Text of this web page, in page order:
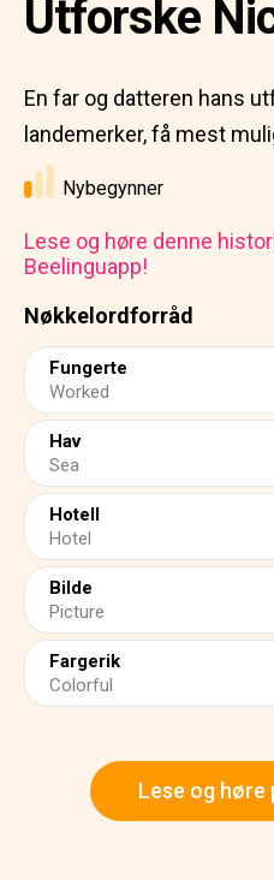
Nøkkelordforråd
Fungerte
Worked
Hav
Sea
Hotell
Hotel
Bilde
Picture
Fargerik
Colorful
Utforske
En far og datteren hans
landemerker, få mest
Nybegynner
Lese og høre denne
Beelinguapp!
Lese og høre